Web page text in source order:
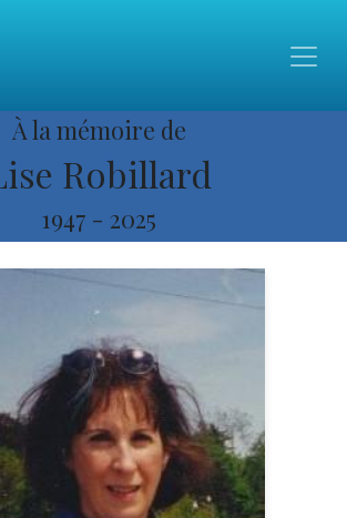
À la mémoire de
Robillard
1947 - 2025